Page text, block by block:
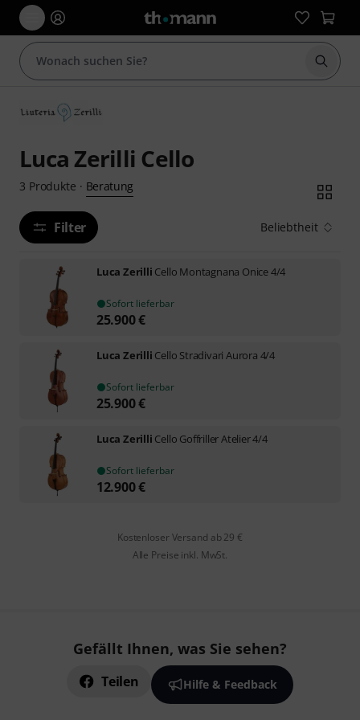
Suche
Luca Zerilli Cello
3 Produkte · Beratung
Filter Beliebtheit
Luca Zerilli Cello Montagnana Onice 4/4
Sofort lieferbar
25.900€
Luca Zerilli Cello Stradivari Aurora 4/4
Sofort lieferbar
25.900€
Luca Zerilli Cello Goffriller Atelier 4/4
Sofort lieferbar
12.900€
Kostenloser Versand ab 29 €
Alle Preise inkl. MwSt.
Gefällt Ihnen, was Sie sehen?
Teilen Hilfe & Feedback